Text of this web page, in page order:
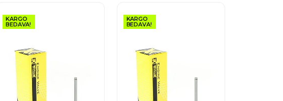
KARGO
BEDAVA!
KARGO
BEDAVA!